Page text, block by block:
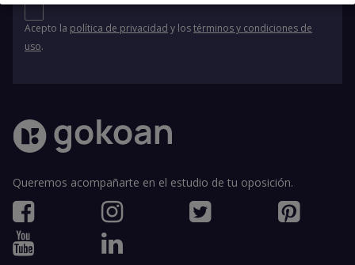
Acepto la política de privacidad y lostérminos y condiciones de
uso.
Queremos acompañarte en el estudio de tu oposición.